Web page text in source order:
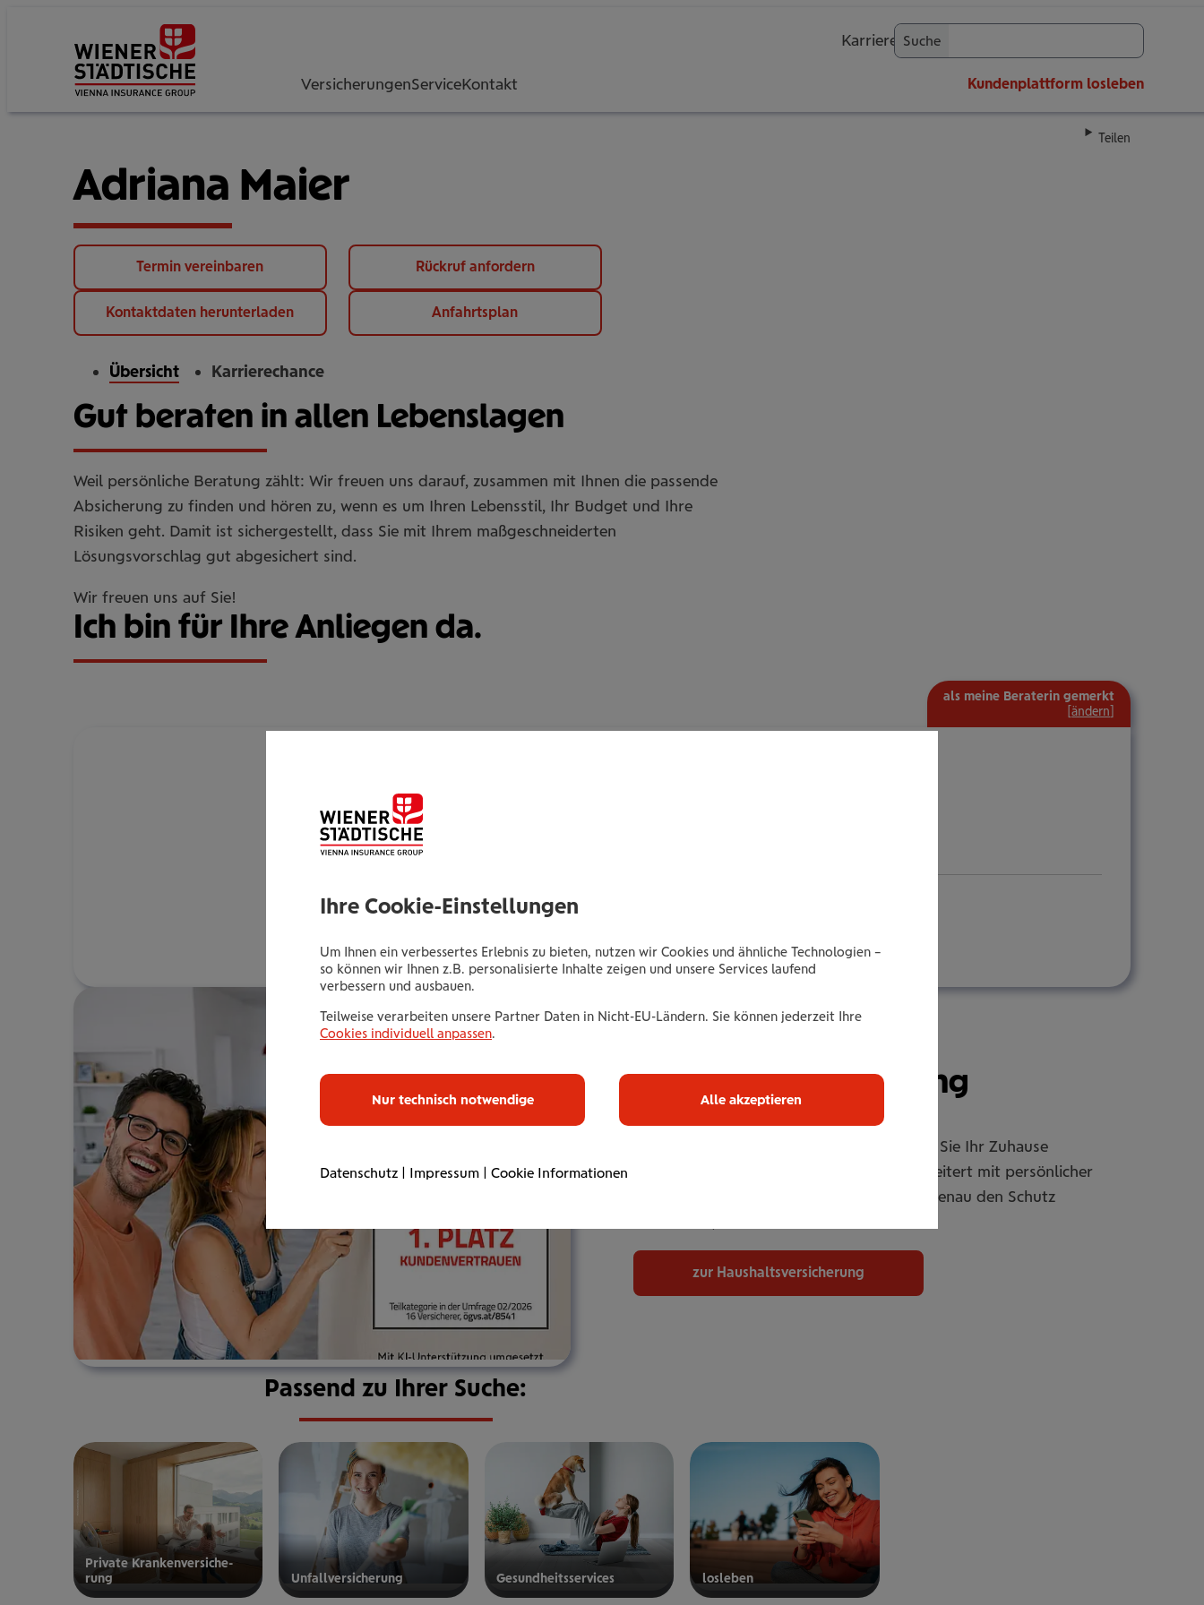
VersicherungenServiceKontakt
Karriere Suche
Kundenplattform losleben
Teilen
Adriana Maier
Termin vereinbaren Rückruf anfordern
Kontaktdaten herunterladen Anfahrtsplan
Übersicht Karrierechance
Gut beraten in allen Lebenslagen
Weil persönliche Beratung zählt: Wir freuen uns darauf, zusammen mit Ihnen die passende
Absicherung zu finden und hören zu, wenn es um Ihren Lebensstil, Ihr Budget und Ihre
Risiken geht. Damit ist sichergestellt, dass Sie mit Ihrem maßgeschneiderten
Lösungsvorschlag gut abgesichert sind.
Wir freuen uns auf Sie!
Ich bin für Ihre Anliegen da.
Tel.: +435035042160
+436646013942160
E-Mail:adriana.maier@wienerstaedtische.at
als meine Beraterin gemerkt
[ändern
Haus­halts­ver­si­che­rung
Mit unserer Haushaltsversicherung sichern Sie Ihr Zuhause
umfassend ab. Online oder individuell erweitert mit persönlicher
Betreuung. Flexibel anpassbar, damit Sie genau den Schutz
zur Haushaltsversicherung
Passend zu Ihrer Suche:
Private Kran­ken­­­ver­si­che­
rung
zur privaten
Unfall­ver­si­che­rung Gesund­heits­ser­vices los­le­ben
Ihre Cookie-Einstellungen
Um Ihnen ein verbessertes Erlebnis zu bieten, nutzen wir Cookies und ähnliche Technologien –
so können wir Ihnen z.B. personalisierte Inhalte zeigen und unsere Services laufend
verbessern und ausbauen.
Teilweise verarbeiten unsere Partner Daten in Nicht-EU-Ländern. Sie können jederzeit Ihre
Cookies individuell anpassen.
Nur technisch notwendige Alle akzeptieren
Datenschutz | Impressum | Cookie Informationen